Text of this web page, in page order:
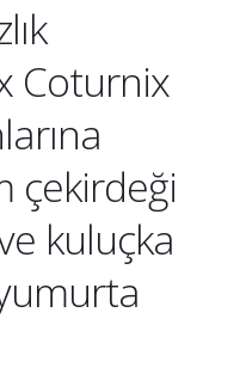
Coturnix
çekirdeği
kuluçka